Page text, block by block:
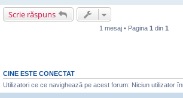
Scrie răspuns
1 mesaj • Pagina 1 din 1
CINE ESTE CONECTAT
Utilizatori ce ce navighează pe acest forum: Niciun utilizator